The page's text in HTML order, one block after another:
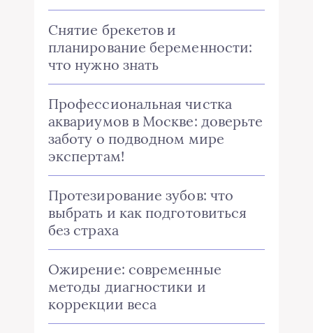
Снятие брекетов и
планирование беременности:
что нужно знать
Профессиональная чистка
аквариумов в Москве: доверьте
заботу о подводном мире
экспертам!
Протезирование зубов: что
выбрать и как подготовиться
без страха
Ожирение: современные
методы диагностики и
коррекции веса